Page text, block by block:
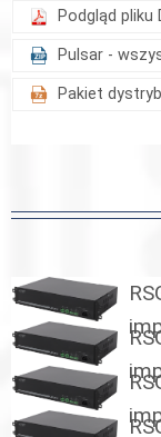
Podgląd pliku
Pulsar -
Pakiet